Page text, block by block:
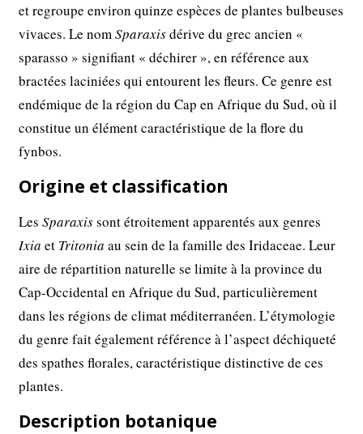
et regroupe environ quinze espèces de plantes bulbeuses
vivaces. Le nomSparaxisdérive du grec ancien «
sparasso » signifiant « déchirer », en référence aux
bractées laciniées qui entourent les fleurs. Ce genre est
endémique de la région du Cap en Afrique du Sud, où il
constitue un élément caractéristique de la flore du
fynbos.
Origine et classification
LesSparaxissont étroitement apparentés aux genres
Ixia et Tritonia au sein de la famille des Iridaceae. Leur
aire de répartition naturelle se limite à la province du
Cap-Occidental en Afrique du Sud, particulièrement
dans les régions de climat méditerranéen. L’étymologie
du genre fait également référence à l’aspect déchiqueté
des spathes florales, caractéristique distinctive de ces
plantes.
Description botanique